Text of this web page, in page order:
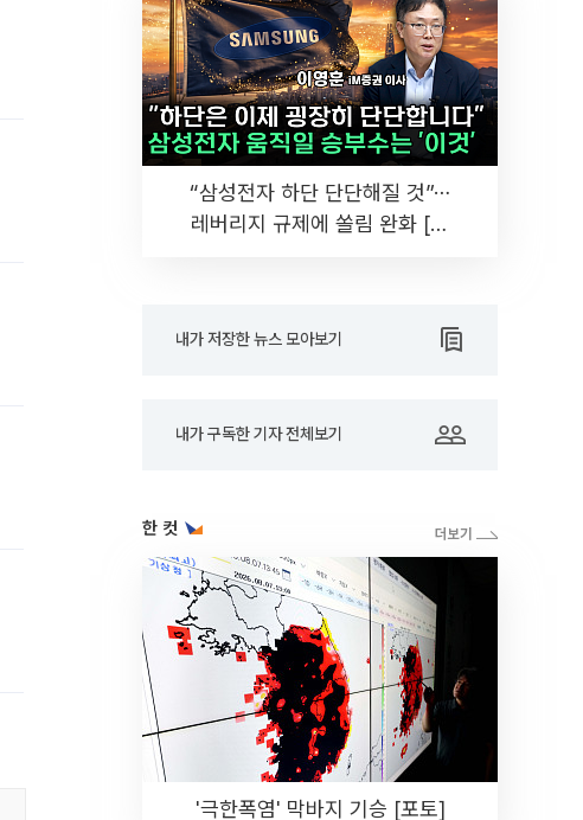
“삼성전자 하단 단단해질 것”⋯
레버리지 규제에 쏠림 완화 [찐
내가 저장한 뉴스 모아보기
내가 구독한 기자 전체보기
한 컷
'극한폭염' 막바지 기승 [포토]